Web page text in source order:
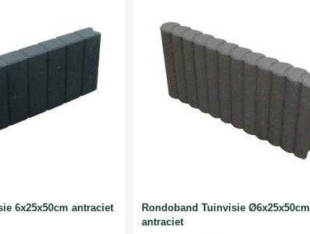
6x25x50cm antraciet
Rondoband Tuinvisie Ø6x25x50cm
antraciet